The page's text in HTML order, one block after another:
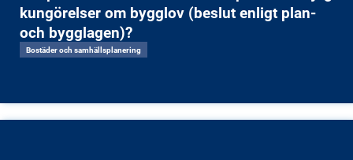
kungörelser om bygglov (beslut enligt plan-
och bygglagen)?
Bostäder och samhällsplanering